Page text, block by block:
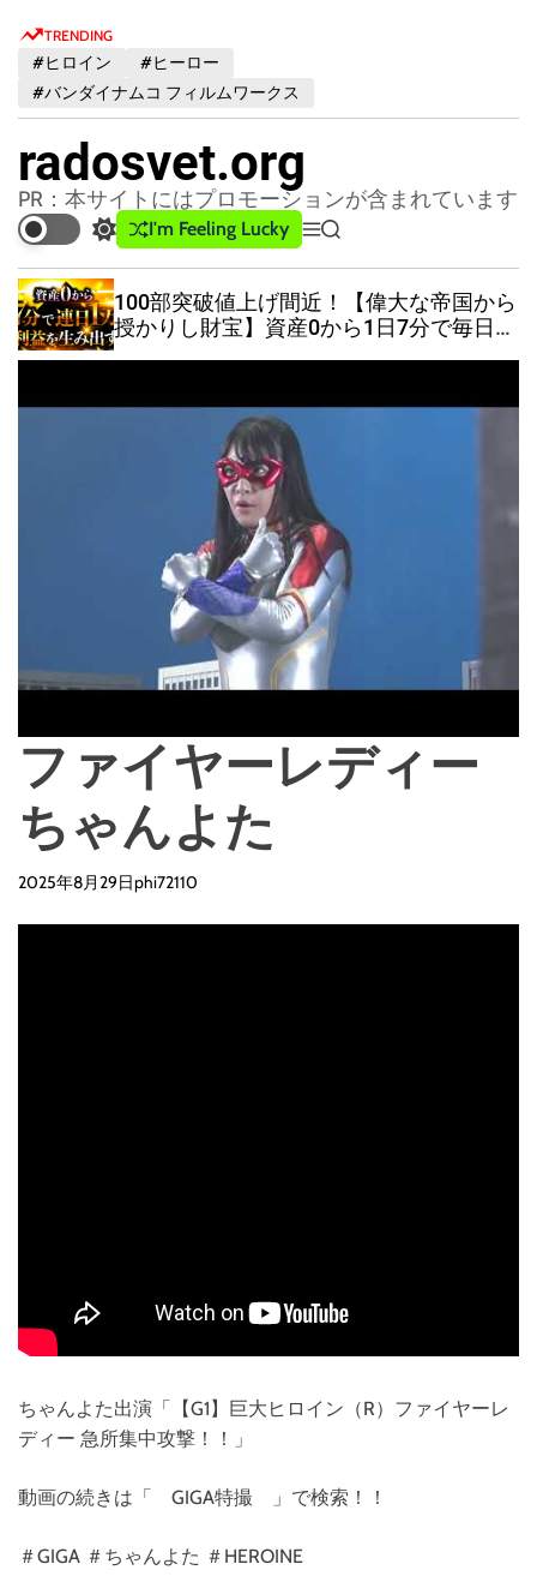
TRENDING
#ヒロイン
#ヒーロー
#バンダイナムコ フィルムワークス
radosvet.org
PR：本サイトにはプロモーションが含まれています
S
w
i
t
c
h
o
I'm Feeling Lucky
M
e
n
u
S
e
r
c
h
100部突破値上げ間近！【偉大な帝国から
授かりし財宝】資産0から1日7分で毎日1
ファイヤーレディー
ちゃんよた
2025年8月29日phi72110
ちゃんよた出演「【G1】巨大ヒロイン（R）ファイヤーレ
ディー 急所集中攻撃！！」
動画の続きは「 GIGA特撮 」で検索！！
＃GIGA ＃ちゃんよた ＃HEROINE